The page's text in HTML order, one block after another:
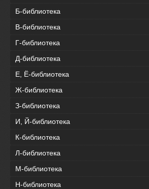
Б-библиотека
В-библиотека
Г-библиотека
Д-библиотека
Е, Ё-библиотека
Ж-библиотека
З-библиотека
И, Й-библиотека
К-библиотека
Л-библиотека
М-библиотека
Н-библиотека